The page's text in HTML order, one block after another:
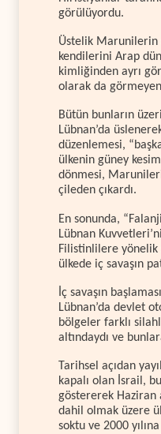
görülüyordu.
Üstelik
kendilerini Arap
kimliğinden ayrı
olarak da
Bütün bunların
Lübnan’da
düzenlemesi,
ülkenin güney
dönmesi,
çileden çıkardı.
En sonunda,
Lübnan
Filistinlilere yönelik
ülkede iç savaşın
İç savaşın
Lübnan’da devlet
bölgeler farklı
altındaydı ve
Tarihsel açıdan
kapalı olan İsrail,
göstererek Haziran
dahil olmak üzere
soktu ve 2000